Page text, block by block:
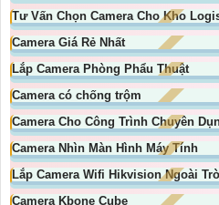
Tư Vấn Chọn Camera Cho Kho
Camera Giá Rẻ Nhất
Lắp Camera Phòng Phẩu Thuật
Camera có chống trộm
Camera Cho Công Trình Chuyên
Camera Nhìn Màn Hình Máy Tính
Lắp Camera Wifi Hikvision Ngoài
Camera Kbone Cube